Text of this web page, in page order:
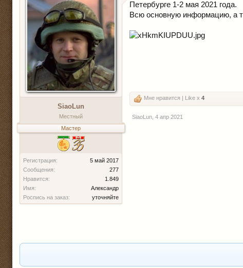
SiaoLun
Местный
Мастер
Регистрация:
5 май 2017
Сообщения:
277
Нравится:
1.849
Имя:
Александр
Роспись на заказ:
уточняйте
Петербурге 1-2 мая 2021 года.
Всю основную информацию, а
Мне нравится | Like x 4
SiaoLun 4 апр 2021